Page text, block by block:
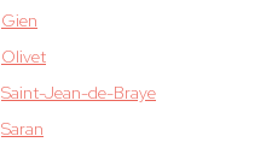
Gien
Olivet
Saint-Jean-de-Braye
Saran